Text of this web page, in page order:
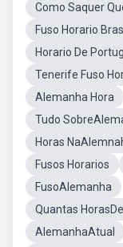
Como Saquer
Fuso Horario
Horario De
Tenerife Fuso
Alemanha Hora
Tudo
Horas
Fusos Horarios
FusoAlemanha
Quantas
AlemanhaAtual